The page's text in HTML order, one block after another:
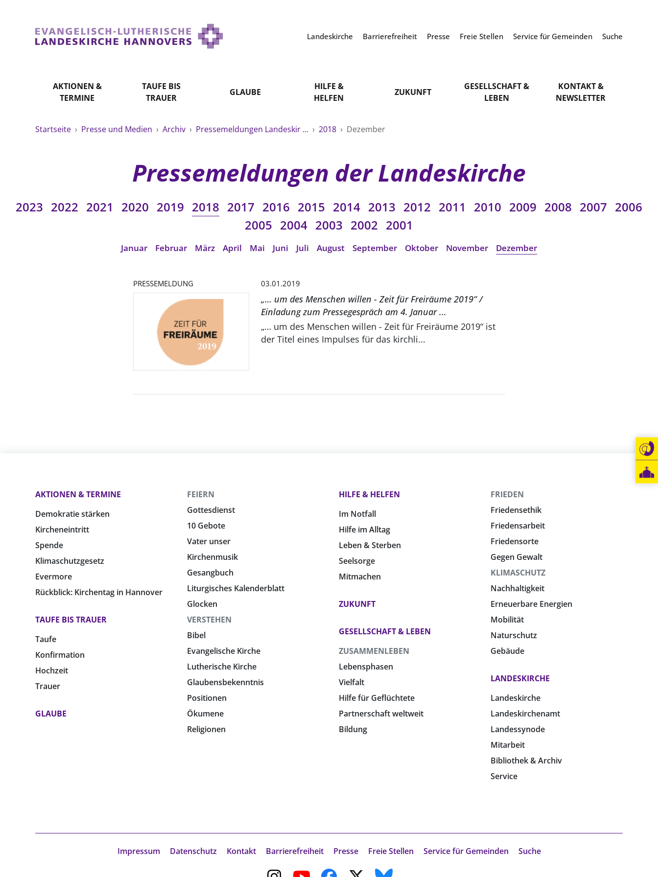
Landeskirche Barrierefreiheit Presse Freie Stellen Service für Gemeinden Suche
AKTIONEN &
TERMINE
TAUFE BIS
TRAUER
GLAUBE
HILFE &
HELFEN
ZUKUNFT
GESELLSCHAFT &
LEBEN
KONTAKT &
NEWSLETTER
Startseite › Presse und Medien › Archiv › Pressemeldungen Landeskir ... › 2018 › Dezember
Pressemeldungen der Landeskirche
2023 2022 2021 2020 2019 2018 2017 2016 2015 2014 2013 2012 2011 2010 2009 2008 2007 2006
2005 2004 2003 2002 2001
Januar Februar März April Mai Juni Juli August September Oktober November Dezember
PRESSEMELDUNG 03.01.2019
„… um des Menschen willen - Zeit für Freiräume 2019“ /
Einladung zum Pressegespräch am 4. Januar ...
„… um des Menschen willen - Zeit für Freiräume 2019“ ist
der Titel eines Impulses für das kirchli...
AKTIONEN & TERMINE
Demokratie stärken
Kircheneintritt
Spende
Klimaschutzgesetz
Evermore
Rückblick: Kirchentag in Hannover
TAUFE BIS TRAUER
Taufe
Konfirmation
Hochzeit
Trauer
GLAUBE
FEIERN
Gottesdienst
10 Gebote
Vater unser
Kirchenmusik
Gesangbuch
Liturgisches Kalenderblatt
Glocken
VERSTEHEN
Bibel
Evangelische Kirche
Lutherische Kirche
Glaubensbekenntnis
Positionen
Ökumene
Religionen
HILFE & HELFEN
Im Notfall
Hilfe im Alltag
Leben & Sterben
Seelsorge
Mitmachen
ZUKUNFT
GESELLSCHAFT & LEBEN
ZUSAMMENLEBEN
Lebensphasen
Vielfalt
Hilfe für Geflüchtete
Partnerschaft weltweit
Bildung
FRIEDEN
Friedensethik
Friedensarbeit
Friedensorte
Gegen Gewalt
KLIMASCHUTZ
Nachhaltigkeit
Erneuerbare Energien
Mobilität
Naturschutz
Gebäude
LANDESKIRCHE
Landeskirche
Landeskirchenamt
Landessynode
Mitarbeit
Bibliothek & Archiv
Service
Impressum Datenschutz Kontakt Barrierefreiheit Presse Freie Stellen Service für Gemeinden Suche